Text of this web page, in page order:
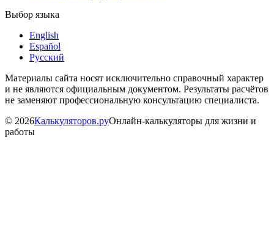
Выбор языка
English
Español
Русский
Материалы сайта носят исключительно справочный характер
и не являются официальным документом. Результаты расчётов
не заменяют профессиональную консультацию специалиста.
© 2026Калькуляторов.руОнлайн-калькуляторы для жизни и
работы